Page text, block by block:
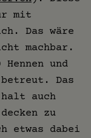
mit
Das wäre
machbar.
und
Das
auch
zu
etwas dabei